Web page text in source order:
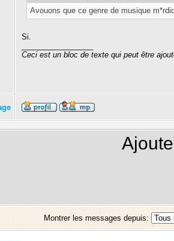
Avouons que ce genre de musique
Si.
Ceci est un bloc de texte qui peut être
Montrer les messages depuis: